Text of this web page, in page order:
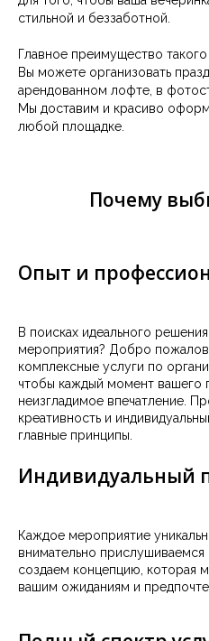
стильной и беззаботной.
Главное преимущество
Вы можете организовать
арендованном лофте, в
Мы доставим и красиво
любой площадке.
Почему
Опыт и
В поисках идеального
мероприятия? Добро
комплексные услуги по
чтобы каждый момент вашего
неизгладимое впечатление.
креативность и
главные принципы.
Индивидуальный
Каждое мероприятие
внимательно
создаем концепцию, которая
вашим ожиданиям и